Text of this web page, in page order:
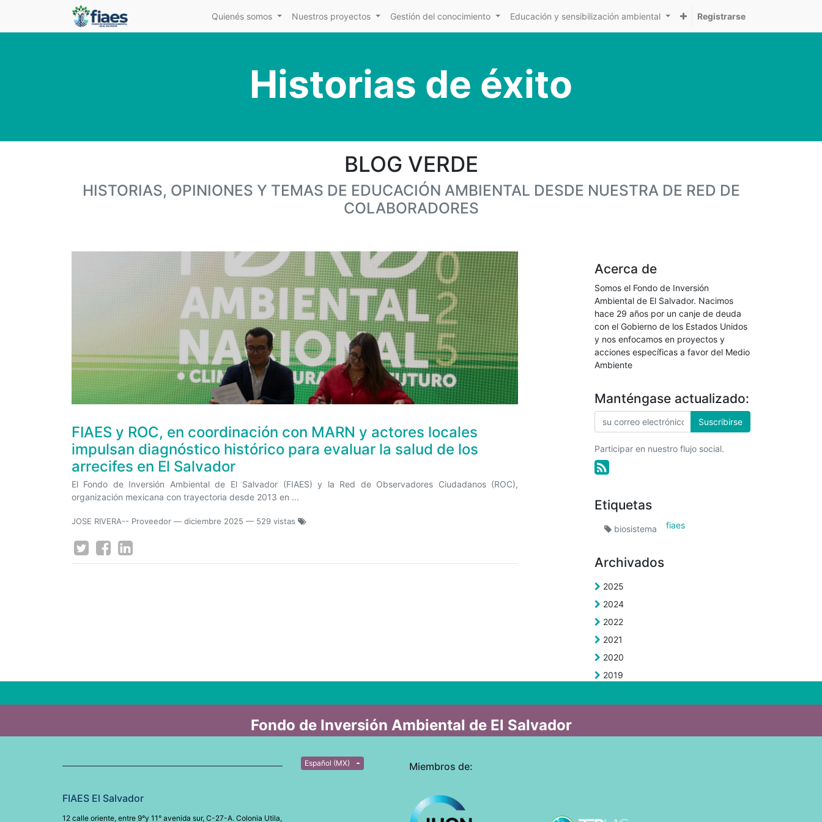
Quienés somos Nuestros proyectos Gestión del conocimiento Educación y sensibilización ambiental Registrarse
Historias de éxito
BLOG VERDE
HISTORIAS, OPINIONES Y TEMAS DE EDUCACIÓN AMBIENTAL DESDE NUESTRA DE RED DE
COLABORADORES
FIAES y ROC, en coordinación con MARN y actores locales
impulsan diagnóstico histórico para evaluar la salud de los
arrecifes en El Salvador
El Fondo de Inversión Ambiental de El Salvador (FIAES) y la Red de Observadores Ciudadanos (ROC),
organización mexicana con trayectoria desde 2013 en ...
JOSE RIVERA-- Proveedor — diciembre 2025 — 529 vistas
Acerca de
Somos el Fondo de Inversión
Ambiental de El Salvador. Nacimos
hace 29 años por un canje de deuda
con el Gobierno de los Estados Unidos
y nos enfocamos en proyectos y
acciones específicas a favor del Medio
Ambiente
Manténgase actualizado:
Suscribirse
Participar en nuestro flujo social.
Etiquetas
biosistema fiaes
Archivados
2025
2024
2022
2021
2020
2019
Fondo de Inversión Ambiental de El Salvador
FIAES El Salvador
12 calle oriente, entre 9°y 11° avenida sur, C-27-A. Colonia Utila,
Español (MX) Miembros de: